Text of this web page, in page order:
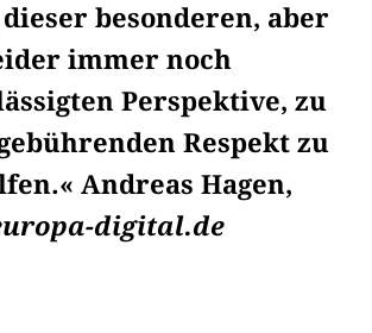
besonderen, aber
immer noch
Perspektive, zu
Respekt zu
Andreas Hagen,
digital.de